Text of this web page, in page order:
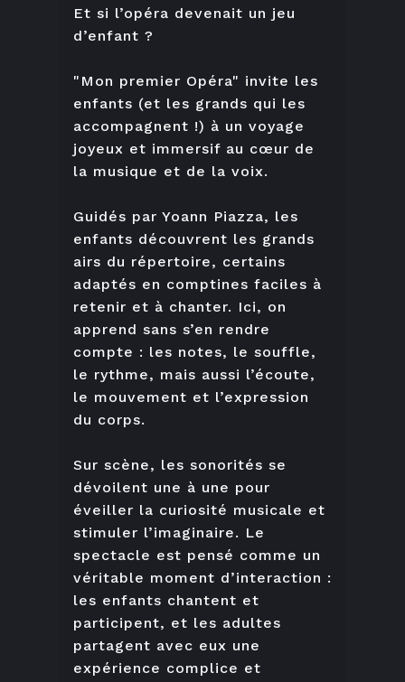
Et si l’opéra devenait un jeu
d’enfant ?
"Mon premier Opéra" invite les
enfants (et les grands qui les
accompagnent !) à un voyage
joyeux et immersif au cœur de
la musique et de la voix.
Guidés par Yoann Piazza, les
enfants découvrent les grands
airs du répertoire, certains
adaptés en comptines faciles à
retenir et à chanter. Ici, on
apprend sans s’en rendre
compte : les notes, le souffle,
le rythme, mais aussi l’écoute,
le mouvement et l’expression
du corps.
Sur scène, les sonorités se
dévoilent une à une pour
éveiller la curiosité musicale et
stimuler l’imaginaire. Le
spectacle est pensé comme un
véritable moment d’interaction :
les enfants chantent et
participent, et les adultes
partagent avec eux une
expérience complice et